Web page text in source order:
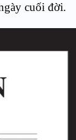
cuối đời.